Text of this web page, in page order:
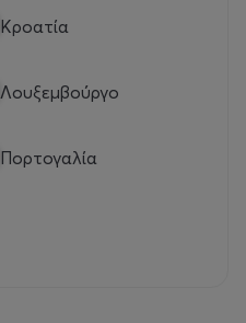
Κροατία
Λουξεμβούργο
Πορτογαλία